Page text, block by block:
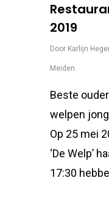
2019
Door Karlijn
Meiden
Beste
welpen
Op 25 mei
‘De Welp’
17:30